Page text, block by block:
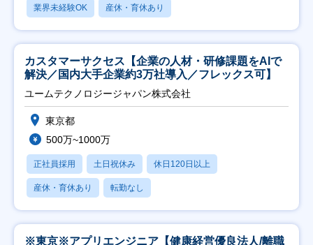
業界未経験OK 産休・育休あり
カスタマーサクセス【企業の人材・研修課題をAIで
解決／国内大手企業約3万社導入／フレックス可】
ユームテクノロジージャパン株式会社
東京都
500万~1000万
正社員採用 土日祝休み 休日120日以上
産休・育休あり 転勤なし
※東京※アプリエンジニア【健康経営優良法人/離職